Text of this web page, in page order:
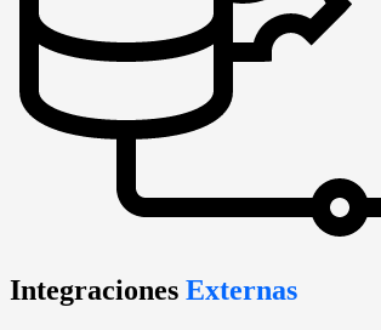
Integraciones Externas